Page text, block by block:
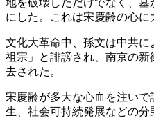
にした。これは宋慶齢の心に
文化大革命中、孫文は中共
祖宗」と誹謗され、南京の
去された。
宋慶齢が多大な心血を注い
生、社会可持続発展などの分